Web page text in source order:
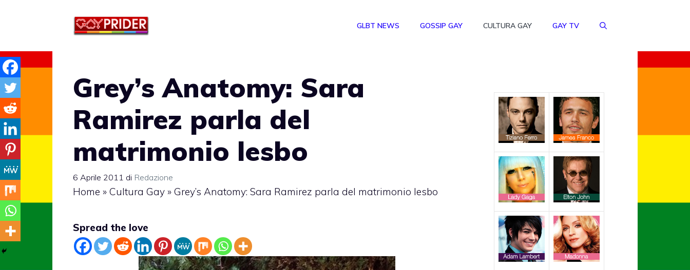
GLBT NEWS GOSSIP GAY CULTURA GAY GAY TV
Grey’s Anatomy: Sara
Ramirez parla del
matrimonio lesbo
6 Aprile 2011 di Redazione
Home » Cultura Gay » Grey’s Anatomy: Sara Ramirez parla del matrimonio lesbo
Spread the love